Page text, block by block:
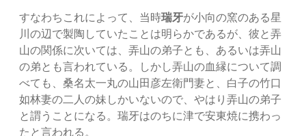
すなわちこれによって、当時瑞牙が小向の窯のある星
川の辺で製陶していたことは明らかであるが、彼と弄
山の関係に次いては、弄山の弟子とも、あるいは弄山
の弟とも言われている。しかし弄山の血縁について調
べても、桑名太一丸の山田彦左衛門妻と、白子の竹口
如林妻の二人の妹しかいないので、やはり弄山の弟子
と謂うことになる。瑞牙はのちに津で安東焼に携わっ
たと言われる。